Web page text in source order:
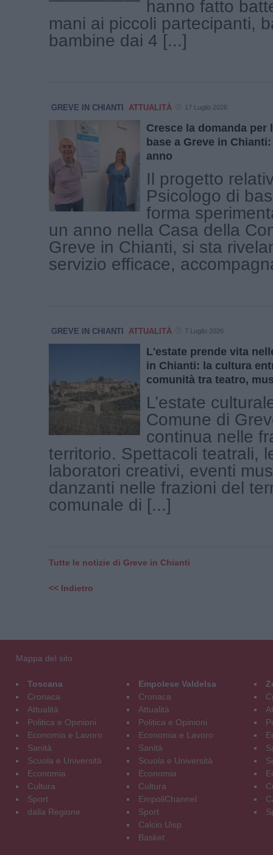
hanno fatto
mani ai piccoli partecipanti,
bambine dai 4 [...]
GREVE IN CHIANTI ATTUALITÀ 17 Luglio 2026
Cresce la domanda
base a Greve in
anno
Il progetto
Psicologo di
forma
un anno nella Casa della
Greve in Chianti, si sta
servizio efficace,
GREVE IN CHIANTI ATTUALITÀ 7 Luglio 2026
L'estate prende vita
in Chianti: la cultura
comunità tra teatro,
L’estate
Comune di
continua nelle
territorio. Spettacoli teatrali,
laboratori creativi, eventi
danzanti nelle frazioni del
comunale di [...]
Tutte le notizie di Greve in Chianti
<< Indietro
Mappa del sito
Toscana
Cronaca
Attualità
Politica e Opinioni
Economia e Lavoro
Sanità
Scuola e Università
Economia
Cultura
Sport
dalla Regione
Empolese Valdelsa
Cronaca
Attualità
Politica e Opinioni
Economia e Lavoro
Sanità
Scuola e Università
Economia
Cultura
EmpoliChannel
Sport
Calcio Uisp
Basket